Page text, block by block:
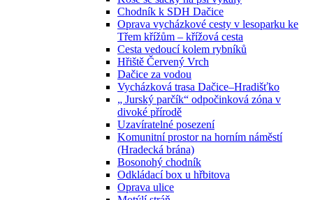
Chodník k SDH Dačice
Oprava vycházkové cesty v lesoparku ke
Třem křížům – křížová cesta
Cesta vedoucí kolem rybníků
Hřiště Červený Vrch
Dačice za vodou
Vycházková trasa Dačice–Hradišťko
„ Jurský parčík“ odpočinková zóna v
divoké přírodě
Uzavíratelné posezení
Komunitní prostor na horním náměstí
(Hradecká brána)
Bosonohý chodník
Odkládací box u hřbitova
Oprava ulice